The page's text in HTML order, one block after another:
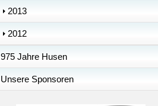
2013
2012
975 Jahre Husen
Unsere Sponsoren